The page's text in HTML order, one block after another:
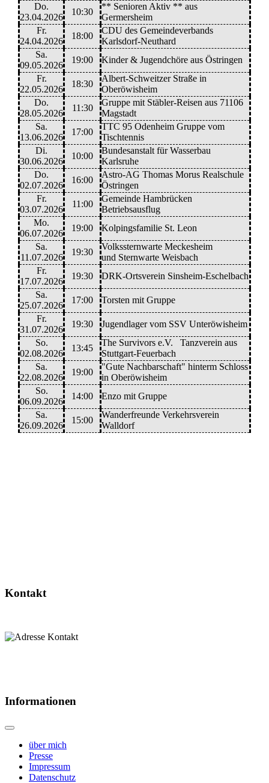
Do.
23.04.2026
10:30
** Senioren Aktiv ** aus
Germersheim
Fr.
24.04.2026
18:00
CDU des Gemeindeverbands
Karlsdorf-Neuthard
Sa.
09.05.2026
19:00
Kinder & Jugendchöre aus Östringen
Fr.
22.05.2026
18:30
Albert-Schweitzer Straße in
Oberöwisheim
Do.
28.05.2026
11:30
Gruppe mit Stäbler-Reisen aus 71106
Magstadt
Sa.
13.06.2026
17:00
TTC 95 Odenheim Gruppe vom
Tischtennis
Di.
30.06.2026
10:00
Bundesanstalt für Wasserbau
Karlsruhe
Do.
02.07.2026
16:00
Astro-AG Thomas Morus Realschule
Östringen
Fr.
03.07.2026
11:00
Gemeinde Hambrücken
Betriebsausflug
Mo.
06.07.2026
19:00
Kolpingsfamilie St. Leon
Sa.
11.07.2026
19:30
Volkssternwarte Meckesheim
und Sternwarte Weisbach
Fr.
17.07.2026
19:30
DRK-Ortsverein Sinsheim-Eschelbach
Sa.
25.07.2026
17:00
Torsten mit Gruppe
Fr.
31.07.2026
19:30
Jugendlager vom SSV Unteröwisheim
So.
02.08.2026
13:45
The Survivors e.V. Tanzverein aus
Stuttgart-Feuerbach
Sa.
22.08.2026
19:00
"Gute Nachbarschaft" hinterm Schloss
in Oberöwisheim
So.
06.09.2026
14:00
Enzo mit Gruppe
Sa.
26.09.2026
15:00
Wanderfreunde Verkehrsverein
Walldorf
Kontakt
Informationen
über mich
Presse
Impressum
Datenschutz